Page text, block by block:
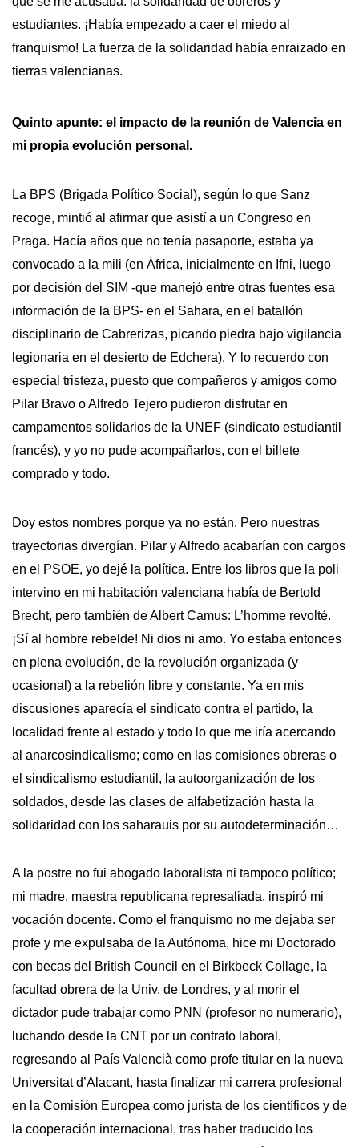
estudiantes. ¡Había empezado a caer el miedo al
franquismo! La fuerza de la solidaridad había enraizado en
tierras valencianas.
Quinto apunte: el impacto de la reunión de Valencia en
mi propia evolución personal.
La BPS (Brigada Político Social), según lo que Sanz
recoge, mintió al afirmar que asistí a un Congreso en
Praga. Hacía años que no tenía pasaporte, estaba ya
convocado a la mili (en África, inicialmente en Ifni, luego
por decisión del SIM -que manejó entre otras fuentes esa
información de la BPS- en el Sahara, en el batallón
disciplinario de Cabrerizas, picando piedra bajo vigilancia
legionaria en el desierto de Edchera). Y lo recuerdo con
especial tristeza, puesto que compañeros y amigos como
Pilar Bravo o Alfredo Tejero pudieron disfrutar en
campamentos solidarios de la UNEF (sindicato estudiantil
francés), y yo no pude acompañarlos, con el billete
comprado y todo.
Doy estos nombres porque ya no están. Pero nuestras
trayectorias divergían. Pilar y Alfredo acabarían con cargos
en el PSOE, yo dejé la política. Entre los libros que la poli
intervino en mi habitación valenciana había de Bertold
Brecht, pero también de Albert Camus: L’homme revolté.
¡Sí al hombre rebelde! Ni dios ni amo. Yo estaba entonces
en plena evolución, de la revolución organizada (y
ocasional) a la rebelión libre y constante. Ya en mis
discusiones aparecía el sindicato contra el partido, la
localidad frente al estado y todo lo que me iría acercando
al anarcosindicalismo; como en las comisiones obreras o
el sindicalismo estudiantil, la autoorganización de los
soldados, desde las clases de alfabetización hasta la
solidaridad con los saharauis por su autodeterminación…
A la postre no fui abogado laboralista ni tampoco político;
mi madre, maestra republicana represaliada, inspiró mi
vocación docente. Como el franquismo no me dejaba ser
profe y me expulsaba de la Autónoma, hice mi Doctorado
con becas del British Council en el Birkbeck Collage, la
facultad obrera de la Univ. de Londres, y al morir el
dictador pude trabajar como PNN (profesor no numerario),
luchando desde la CNT por un contrato laboral,
regresando al País Valencià como profe titular en la nueva
Universitat d’Alacant, hasta finalizar mi carrera profesional
en la Comisión Europea como jurista de los científicos y de
la cooperación internacional, tras haber traducido los